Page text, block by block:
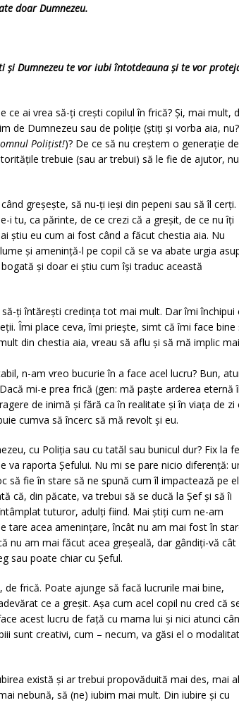
doar Dumnezeu.
și Dumnezeu te vor iubi întotdeauna și te vor
ai vrea să-ți crești copilul în frică? Și, mai mult,
de Dumnezeu sau de poliție (știți și vorba aia,
Polițist!)? De ce să nu creștem o generație de
trebuie (sau ar trebui) să le fie de ajutor, nu
greșește, să nu-ți ieși din pepeni sau să îl cerți.
i tu, ca părinte, de ce crezi că a greșit, de ce nu îți
știu eu cum ai fost când a făcut chestia aia. Nu
și amenință-l pe copil că se va abate urgia
și doar ei știu cum își traduc această
ți întărești credința tot mai mult. Dar îmi închipui
Îmi place ceva, îmi priește, simt că îmi face bine
din chestia aia, vreau să aflu și să mă implic mai
n-am vreo bucurie în a face acel lucru? Bun,
mi-e prea frică (gen: mă paște arderea eternă
de inimă și fără ca în realitate și în viața de zi
cumva să încerc să mă revolt și eu.
cu Poliția sau cu tatăl sau bunicul dur? Fix la
va raporta Șefului. Nu mi se pare nicio diferență:
fie în stare să ne spună cum îl impactează pe el
că, din păcate, va trebui să se ducă la Șef și să îi
tuturor, adulți fiind. Mai știți cum ne-am
tare acea amenințare, încât nu am mai fost în
nu am mai făcut acea greșeală, dar gândiți-vă cât
sau poate chiar cu Șeful.
frică. Poate ajunge să facă lucrurile mai bine,
ce a greșit. Așa cum acel copil nu cred că
acest lucru de față cu mama lui și nici atunci
sunt creativi, cum – necum, va găsi el o
există și ar trebui propovăduită mai des, mai
nebună, să (ne) iubim mai mult. Din iubire și cu